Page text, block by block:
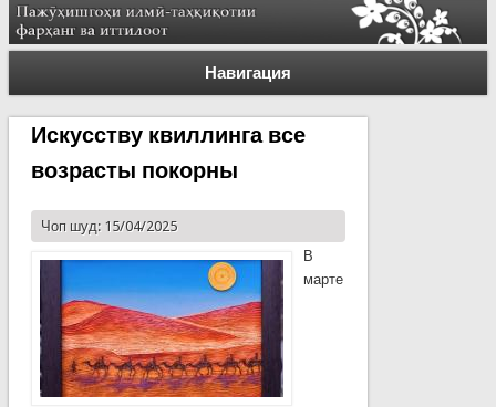
Навигация
Искусству квиллинга все
возрасты покорны
Чоп шуд: 15/04/2025
В
марте